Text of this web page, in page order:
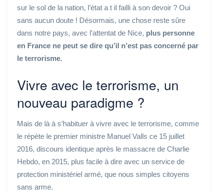
sur le sol de la nation, l’état a t il failli à son devoir ? Oui
sans aucun doute ! Désormais, une chose reste sûre
dans notre pays, avec l’attentat de Nice, plus personne
en France ne peut se dire qu’il n’est pas concerné par
le terrorisme.
Vivre avec le terrorisme, un
nouveau paradigme ?
Mais de là à s’habituer à vivre avec le terrorisme, comme
le répète le premier ministre Manuel Valls ce 15 juillet
2016, discours identique après le massacre de Charlie
Hebdo, en 2015, plus facile à dire avec un service de
protection ministériel armé, que nous simples citoyens
sans arme.